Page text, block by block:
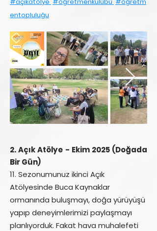
entopluluğu
2. Açık Atölye - Ekim 2025 (Doğada
Bir Gün)
11. Sezonumunuz ikinci Açık
Atölyesinde Buca Kaynaklar
ormanında buluşmayı, doğa yürüyüşü
yapıp deneyimlerimizi paylaşmayı
planlıyorduk. Fakat hava muhalefeti